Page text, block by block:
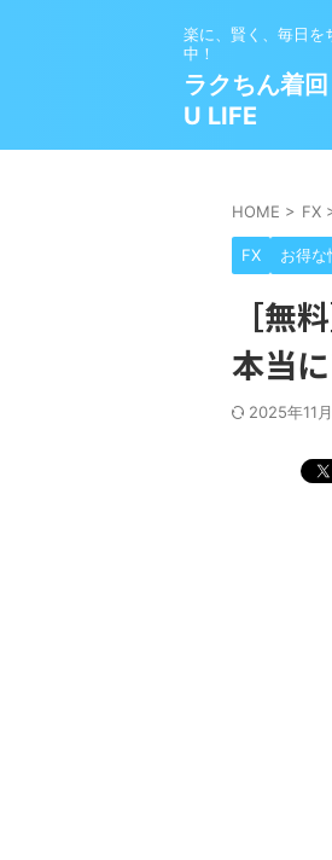
楽に、賢く、毎日を
中！
ラクちん着
U LIFE
HOME > FX
FX お得な
［無
本当
2025年11